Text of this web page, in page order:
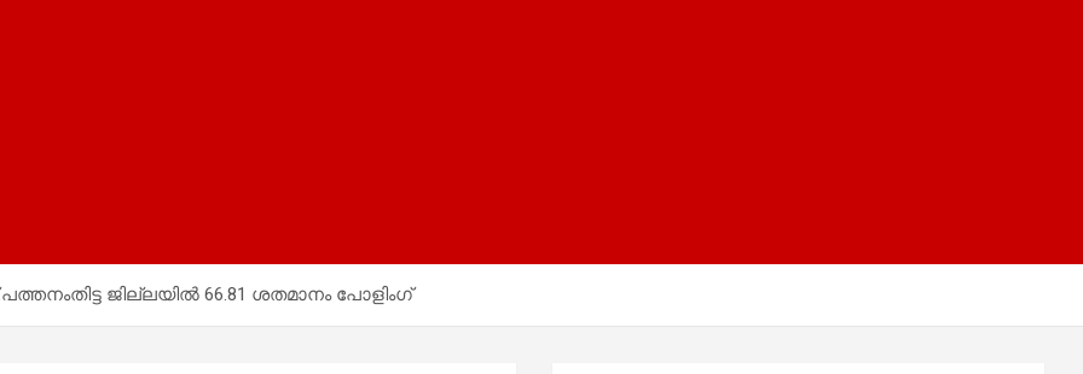
ജില്ലയില്‍ 66.81 ശതമാനം പോളിംഗ്